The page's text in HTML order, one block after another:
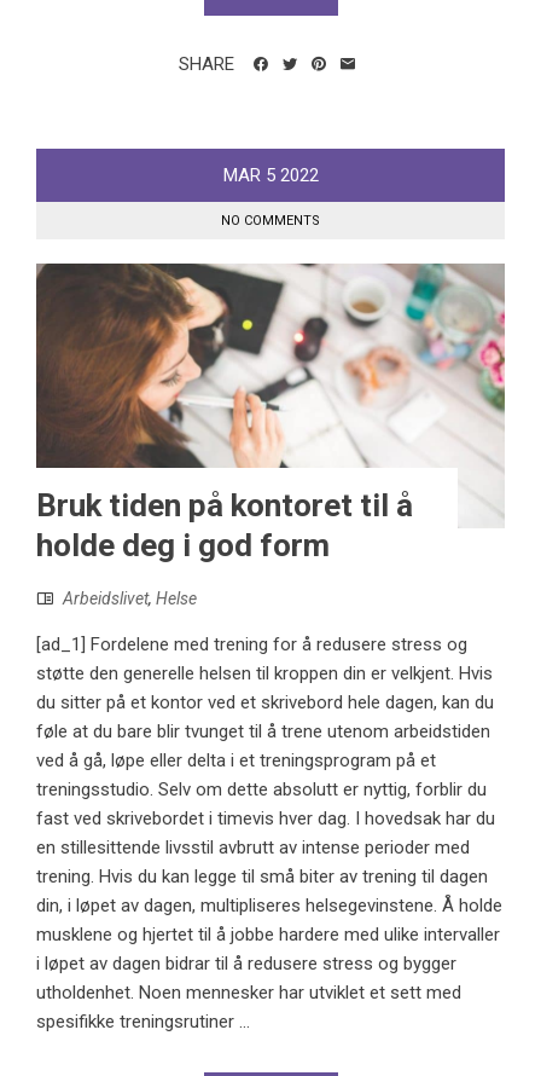
SHARE
MAR 5 2022
NO COMMENTS
Bruk tiden på kontoret til å
holde deg i god form
Arbeidslivet, Helse
[ad_1] Fordelene med trening for å redusere stress og
støtte den generelle helsen til kroppen din er velkjent. Hvis
du sitter på et kontor ved et skrivebord hele dagen, kan du
føle at du bare blir tvunget til å trene utenom arbeidstiden
ved å gå, løpe eller delta i et treningsprogram på et
treningsstudio. Selv om dette absolutt er nyttig, forblir du
fast ved skrivebordet i timevis hver dag. I hovedsak har du
en stillesittende livsstil avbrutt av intense perioder med
trening. Hvis du kan legge til små biter av trening til dagen
din, i løpet av dagen, multipliseres helsegevinstene. Å holde
musklene og hjertet til å jobbe hardere med ulike intervaller
i løpet av dagen bidrar til å redusere stress og bygger
utholdenhet. Noen mennesker har utviklet et sett med
spesifikke treningsrutiner ...